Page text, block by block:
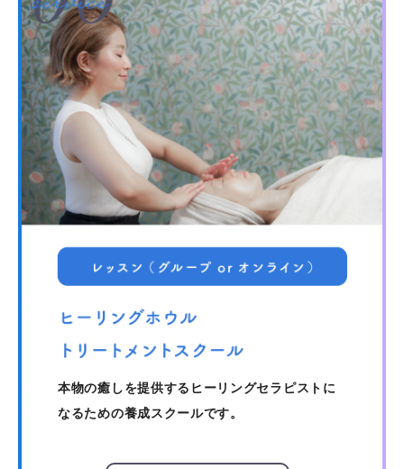
本物の癒しを提供するヒーリングセラピストに
なるための養成スクールです。